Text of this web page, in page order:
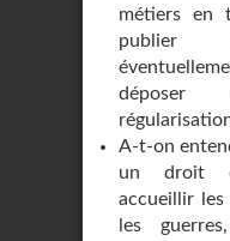
métiers en
publier
A-t-on
un droit
accueillir
les